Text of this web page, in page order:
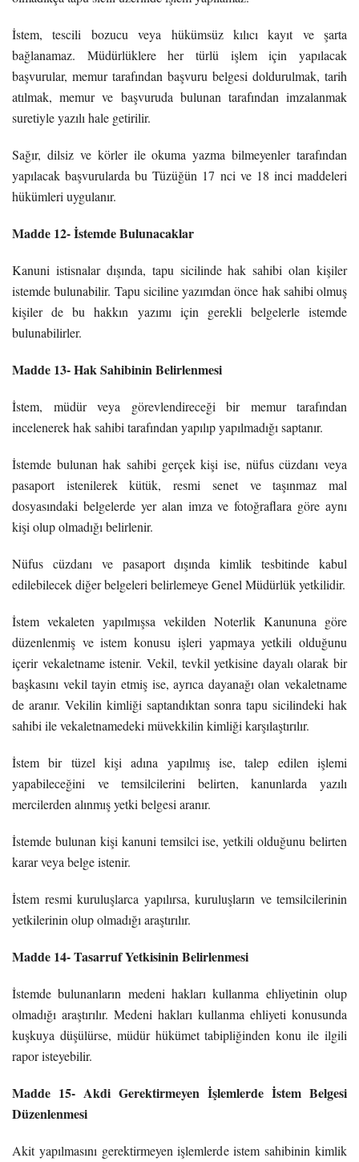
İstem, tescili bozucu veya hükümsüz kılıcı kayıt ve şarta
bağlanamaz. Müdürlüklere her türlü işlem için yapılacak
başvurular, memur tarafından başvuru belgesi doldurulmak, tarih
atılmak, memur ve başvuruda bulunan tarafından imzalanmak
suretiyle yazılı hale getirilir.
Sağır, dilsiz ve körler ile okuma yazma bilmeyenler tarafından
yapılacak başvurularda bu Tüzüğün 17 nci ve 18 inci maddeleri
hükümleri uygulanır.
Madde 12- İstemde Bulunacaklar
Kanuni istisnalar dışında, tapu sicilinde hak sahibi olan kişiler
istemde bulunabilir. Tapu siciline yazımdan önce hak sahibi olmuş
kişiler de bu hakkın yazımı için gerekli belgelerle istemde
bulunabilirler.
Madde 13- Hak Sahibinin Belirlenmesi
İstem, müdür veya görevlendireceği bir memur tarafından
incelenerek hak sahibi tarafından yapılıp yapılmadığı saptanır.
İstemde bulunan hak sahibi gerçek kişi ise, nüfus cüzdanı veya
pasaport istenilerek kütük, resmi senet ve taşınmaz mal
dosyasındaki belgelerde yer alan imza ve fotoğraflara göre aynı
kişi olup olmadığı belirlenir.
Nüfus cüzdanı ve pasaport dışında kimlik tesbitinde kabul
edilebilecek diğer belgeleri belirlemeye Genel Müdürlük yetkilidir.
İstem vekaleten yapılmışsa vekilden Noterlik Kanununa göre
düzenlenmiş ve istem konusu işleri yapmaya yetkili olduğunu
içerir vekaletname istenir. Vekil, tevkil yetkisine dayalı olarak bir
başkasını vekil tayin etmiş ise, ayrıca dayanağı olan vekaletname
de aranır. Vekilin kimliği saptandıktan sonra tapu sicilindeki hak
sahibi ile vekaletnamedeki müvekkilin kimliği karşılaştırılır.
İstem bir tüzel kişi adına yapılmış ise, talep edilen işlemi
yapabileceğini ve temsilcilerini belirten, kanunlarda yazılı
mercilerden alınmış yetki belgesi aranır.
İstemde bulunan kişi kanuni temsilci ise, yetkili olduğunu belirten
karar veya belge istenir.
İstem resmi kuruluşlarca yapılırsa, kuruluşların ve temsilcilerinin
yetkilerinin olup olmadığı araştırılır.
Madde 14- Tasarruf Yetkisinin Belirlenmesi
İstemde bulunanların medeni hakları kullanma ehliyetinin olup
olmadığı araştırılır. Medeni hakları kullanma ehliyeti konusunda
kuşkuya düşülürse, müdür hükümet tabipliğinden konu ile ilgili
rapor isteyebilir.
Madde 15- Akdi Gerektirmeyen İşlemlerde İstem Belgesi
Düzenlenmesi
Akit yapılmasını gerektirmeyen işlemlerde istem sahibinin kimlik